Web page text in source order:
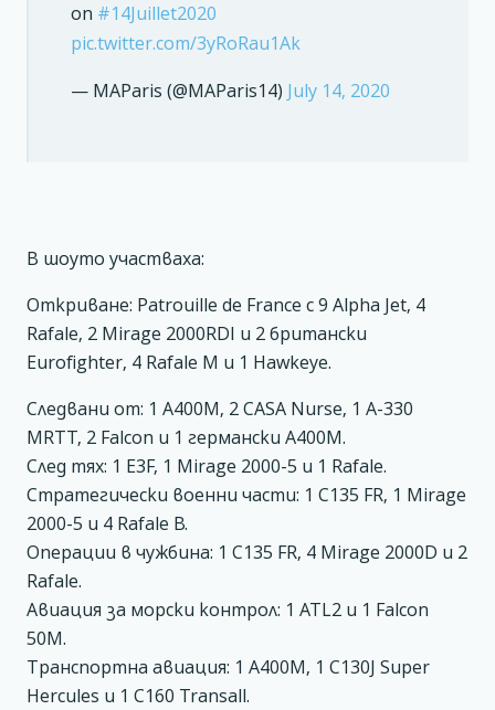
on #14Juillet2020
pic.twitter.com/3yRoRau1Ak
— MAParis (@MAParis14) July 14, 2020
В шоуто участваха:
Откриване: Patrouille de France с 9 Alpha Jet, 4
Rafale, 2 Mirage 2000RDI и 2 британски
Eurofighter, 4 Rafale M и 1 Hawkeye.
Следвани от: 1 A400M, 2 CASA Nurse, 1 A-330
MRTT, 2 Falcon и 1 германски A400M.
След тях: 1 E3F, 1 Mirage 2000-5 и 1 Rafale.
Стратегически военни части: 1 C135 FR, 1 Mirage
2000-5 и 4 Rafale B.
Операции в чужбина: 1 C135 FR, 4 Mirage 2000D и 2
Rafale.
Авиация за морски контрол: 1 ATL2 и 1 Falcon
50M.
Транспортна авиация: 1 A400M, 1 C130J Super
Hercules и 1 C160 Transall.